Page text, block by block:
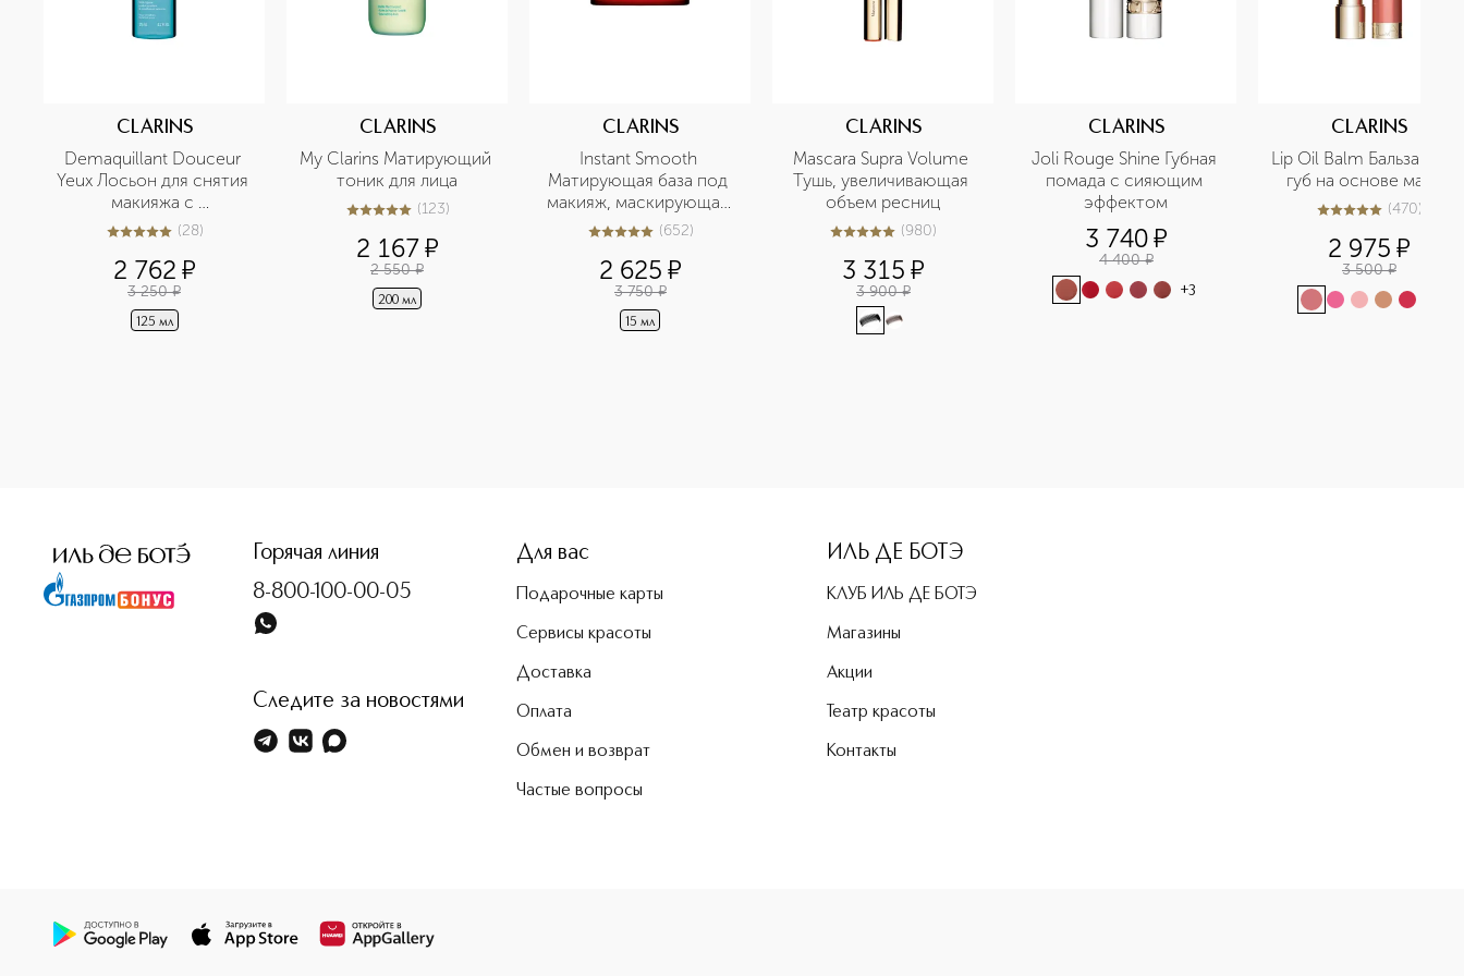
CLARINS
Demaquillant Douceur
Yeux Лосьон для снятия
макияжа с
чувствительных глаз
5из 528 (28)
2 762 ¤
3 250 ¤
125 мл
CLARINS
My Clarins Матирующий
тоник для лица
5из 5123 (123)
2 167¤
2 550 ¤
200 мл
CLARINS
Instant Smooth
Матирующая база под
макияж, маскирующая
морщины
5из 5652 (652)
2 625 ¤
3 750 ¤
15 мл
CLARINS
Mascara Supra Volume
Тушь, увеличивающая
объем ресниц
5из 5980 (980)
3 315 ¤
3 900 ¤
CLARINS
Joli Rouge Shine Губная
помада с сияющим
эффектом
3 740¤
4 400 ¤
+3
CLARINS
Lip Oil Balm Бальзам для
губ на основе масел
4.9из5470 (470)
2 975 ¤
3 500 ¤
Горячая линия
8-800-100-00-05
Следите за новостями
Для вас
Подарочные карты
Сервисы красоты
Доставка
Оплата
Обмен и возврат
Частые вопросы
ИЛЬ ДЕ БОТЭ
КЛУБ ИЛЬ ДЕ БОТЭ
Магазины
Акции
Театр красоты
Контакты